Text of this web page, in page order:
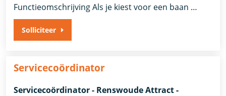
Functieomschrijving Als je kiest voor een baan …
Solliciteer
Servicecoördinator
Servicecoördinator - Renswoude Attract -